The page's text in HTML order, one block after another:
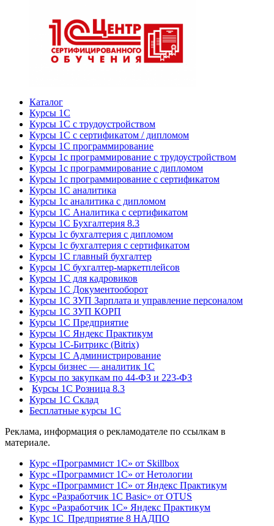
Каталог
Курсы 1С
Курсы 1С с трудоустройством
Курсы 1С с сертификатом / дипломом
Курсы 1С программирование
Курсы 1с программирование с трудоустройством
Курсы 1с программирование с дипломом
Курсы 1с программирование с сертификатом
Курсы 1С аналитика
Курсы 1с аналитика с дипломом
Курсы 1С Аналитика с сертификатом
Курсы 1С Бухгалтерия 8.3
Курсы 1с бухгалтерия с дипломом
Курсы 1с бухгалтерия с сертификатом
Курсы 1С главный бухгалтер
Курсы 1С бухгалтер-маркетплейсов
Курсы 1С для кадровиков
Курсы 1С Документооборот
Курсы 1С ЗУП Зарплата и управление персоналом
Курсы 1С ЗУП КОРП
Курсы 1С Предприятие
Курсы 1С Яндекс Практикум
Курсы 1С-Битрикс (Bitrix)
Курсы 1С Администрирование
Курсы бизнес — аналитик 1С
Курсы по закупкам по 44‑ФЗ и 223‑ФЗ
Курсы 1С Розница 8.3
Курсы 1С Склад
Бесплатные курсы 1С
Реклама, информация о рекламодателе по ссылкам в
материале.
Курс «Программист 1С» от Skillbox
Курс «Программист 1С» от Нетологии
Курс «Программист 1С» от Яндекс Практикум
Курс «Разработчик 1С Basic» от OTUS
Курс «Разработчик 1С» Яндекс Практикум
Курс 1С Предприятие 8 НАДПО